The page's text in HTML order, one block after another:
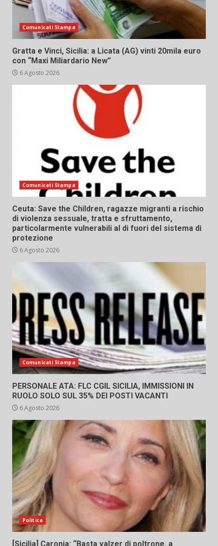
Comunicati Stampa
Gratta e Vinci, Sicilia: a Licata (AG) vinti 20mila euro
con “Maxi Miliardario New”
6 Agosto 2026
Comunicati Stampa
Ceuta: Save the Children, ragazze migranti a rischio
di violenza sessuale, tratta e sfruttamento,
particolarmente vulnerabili al di fuori del sistema di
protezione
6 Agosto 2026
Comunicati Stampa
PERSONALE ATA: FLC CGIL SICILIA, IMMISSIONI IN
RUOLO SOLO SUL 35% DEI POSTI VACANTI
6 Agosto 2026
Politica
[Sicilia] Caronia: “Basta valzer di poltrone, a